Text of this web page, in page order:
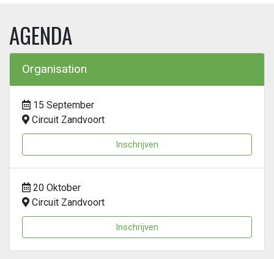
AGENDA
Organisation
15 September
Circuit Zandvoort
Inschrijven
20 Oktober
Circuit Zandvoort
Inschrijven